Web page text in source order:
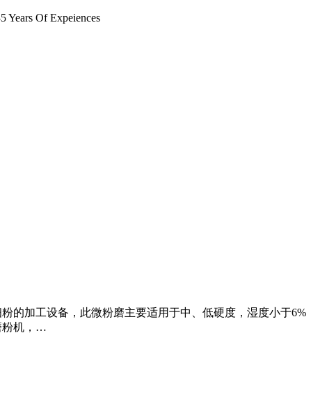
Years Of Expeiences
的加工设备，此微粉磨主要适用于中、低硬度，湿度小于
粉机，…